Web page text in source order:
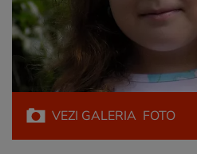
VEZI GALERIA FOTO